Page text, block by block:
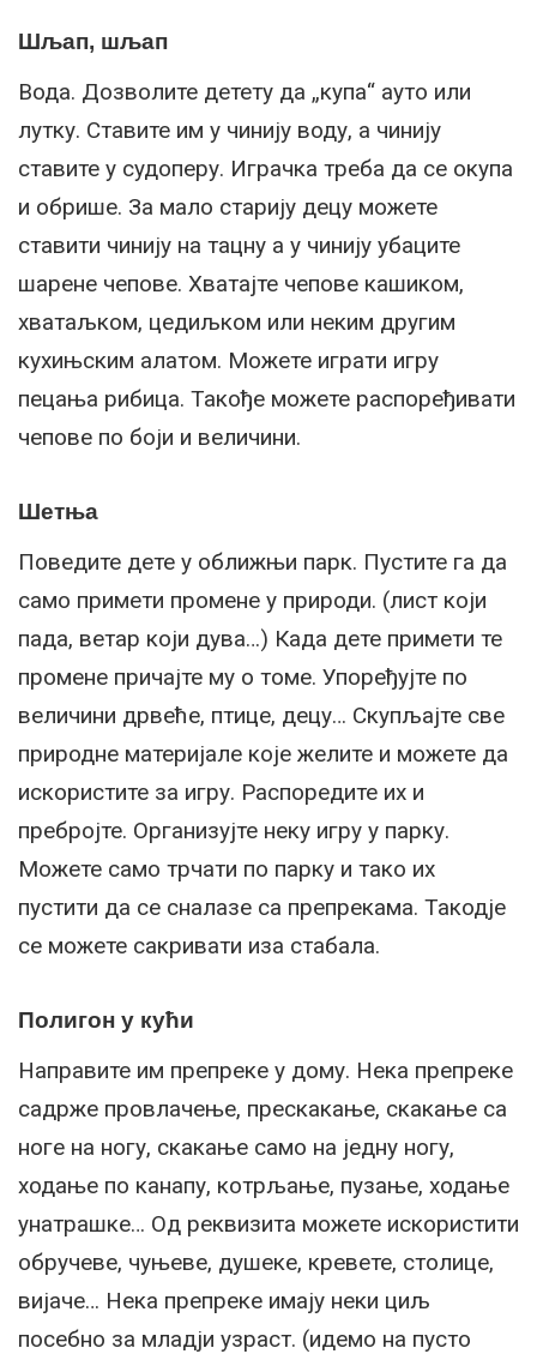
Шљап, шљап
Вода. Дозволите детету да „купа“ ауто или
лутку. Ставите им у чинију воду, а чинију
ставите у судоперу. Играчка треба да се окупа
и обрише. За мало старију децу можете
ставити чинију на тацну а у чинију убаците
шарене чепове. Хватајте чепове кашиком,
хватаљком, цедиљком или неким другим
кухињским алатом. Можете играти игру
пецања рибица. Такође можете распоређивати
чепове по боји и величини.
Шетња
Поведите дете у оближњи парк. Пустите га да
само примети промене у природи. (лист који
пада, ветар који дува…) Када дете примети те
промене причајте му о томе. Упоређујте по
величини дрвеће, птице, децу… Скупљајте све
природне материјале које желите и можете да
искористите за игру. Распоредите их и
пребројте. Организујте неку игру у парку.
Можете само трчати по парку и тако их
пустити да се сналазе са препрекама. Такодје
се можете сакривати иза стабала.
Полигон у кући
Направите им препреке у дому. Нека препреке
садрже провлачење, прескакање, скакање са
ноге на ногу, скакање само на једну ногу,
ходање по канапу, котрљање, пузање, ходање
унатрашке… Од реквизита можете искористити
обручеве, чуњеве, душеке, кревете, столице,
вијаче… Нека препреке имају неки циљ
посебно за младји узраст. (идемо на пусто